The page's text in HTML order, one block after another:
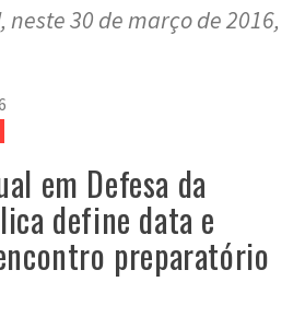
30 de março de 2016,
em Defesa da
define data e
preparatório